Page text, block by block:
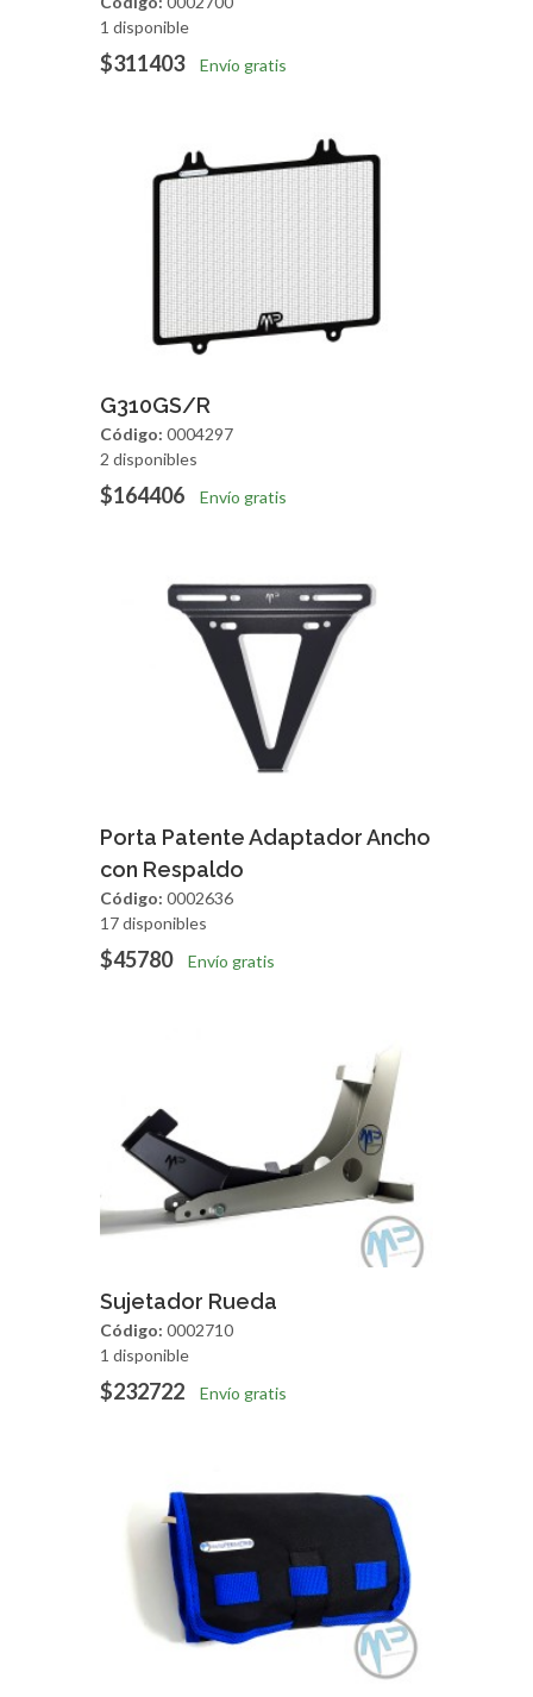
1 disponible
$311403 Envío gratis
Agregar
G310GS/R
Código: 0004297
2 disponibles
$164406 Envío gratis
Agregar Vista Rapida
Porta Patente Adaptador Ancho
con Respaldo
Código: 0002636
17 disponibles
$45780 Envío gratis
Agregar
Sujetador Rueda
Código: 0002710
1 disponible
$232722 Envío gratis